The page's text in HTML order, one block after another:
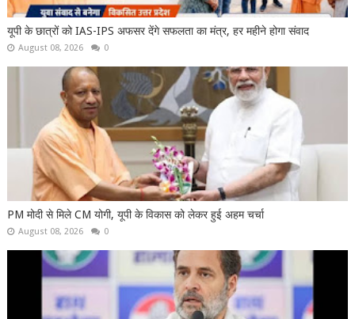
यूपी के छात्रों को IAS-IPS अफसर देंगे सफलता का मंत्र, हर महीने होगा संवाद
August 08, 2026 0
PM मोदी से मिले CM योगी, यूपी के विकास को लेकर हुई अहम चर्चा
August 08, 2026 0